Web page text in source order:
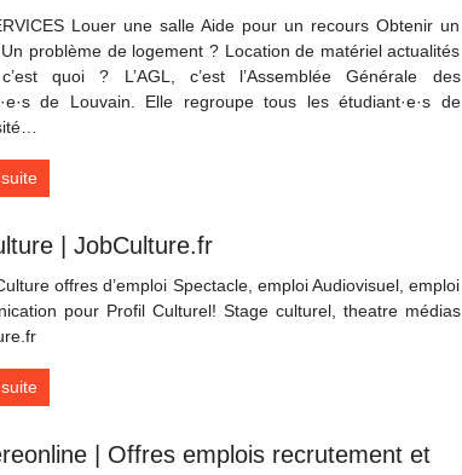
Louer une salle Aide pour un recours Obtenir un
problème de logement ? Location de matériel actualités
c’est quoi ? L’AGL, c’est l’Assemblée Générale des
de Louvain. Elle regroupe tous les étudiant·e·s de
| JobCulture.fr
offres d’emploi Spectacle, emploi Audiovisuel, emploi
pour Profil Culturel! Stage culturel, theatre médias
| Offres emplois recrutement et